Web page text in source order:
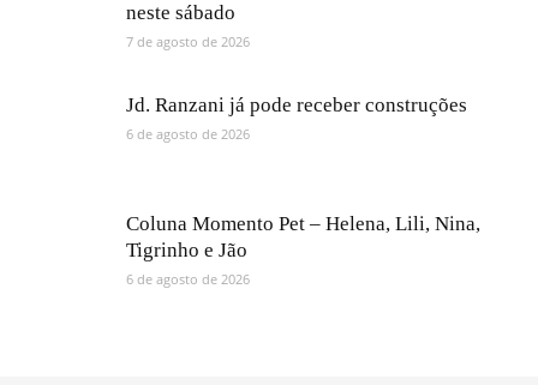
neste sábado
7 de agosto de 2026
Jd. Ranzani já pode receber construções
6 de agosto de 2026
Coluna Momento Pet – Helena, Lili, Nina,
Tigrinho e Jão
6 de agosto de 2026